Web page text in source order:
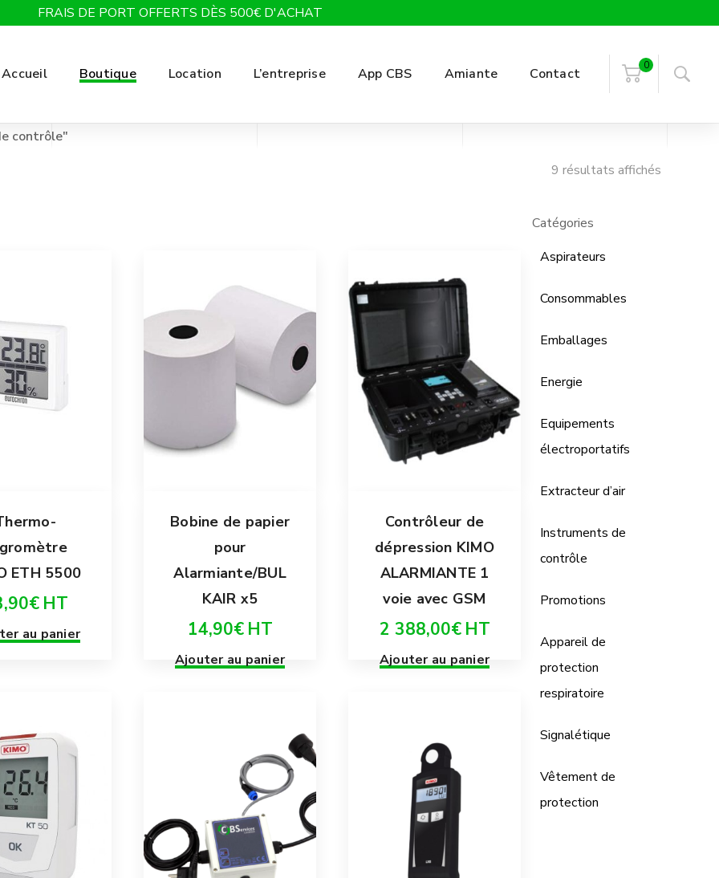
FRAIS DE PORT OFFERTS DÈS 500€ D'ACHAT
Accueil Boutique Location L’entreprise App CBS Amiante Contact 0
contrôle"
9 résultats affichés
ETH 5500
€ HT
au panier
Bobine de papier
pour
Alarmiante/BUL
KAIR x5
14,90€ HT
Ajouter au panier
Contrôleur de
dépression KIMO
ALARMIANTE 1
voie avec GSM
2 388,00€ HT
Ajouter au panier
Catégories
Aspirateurs
Consommables
Emballages
Energie
Equipements
électroportatifs
Extracteur d’air
Instruments de
contrôle
Promotions
Appareil de
protection
respiratoire
Signalétique
Vêtement de
protection